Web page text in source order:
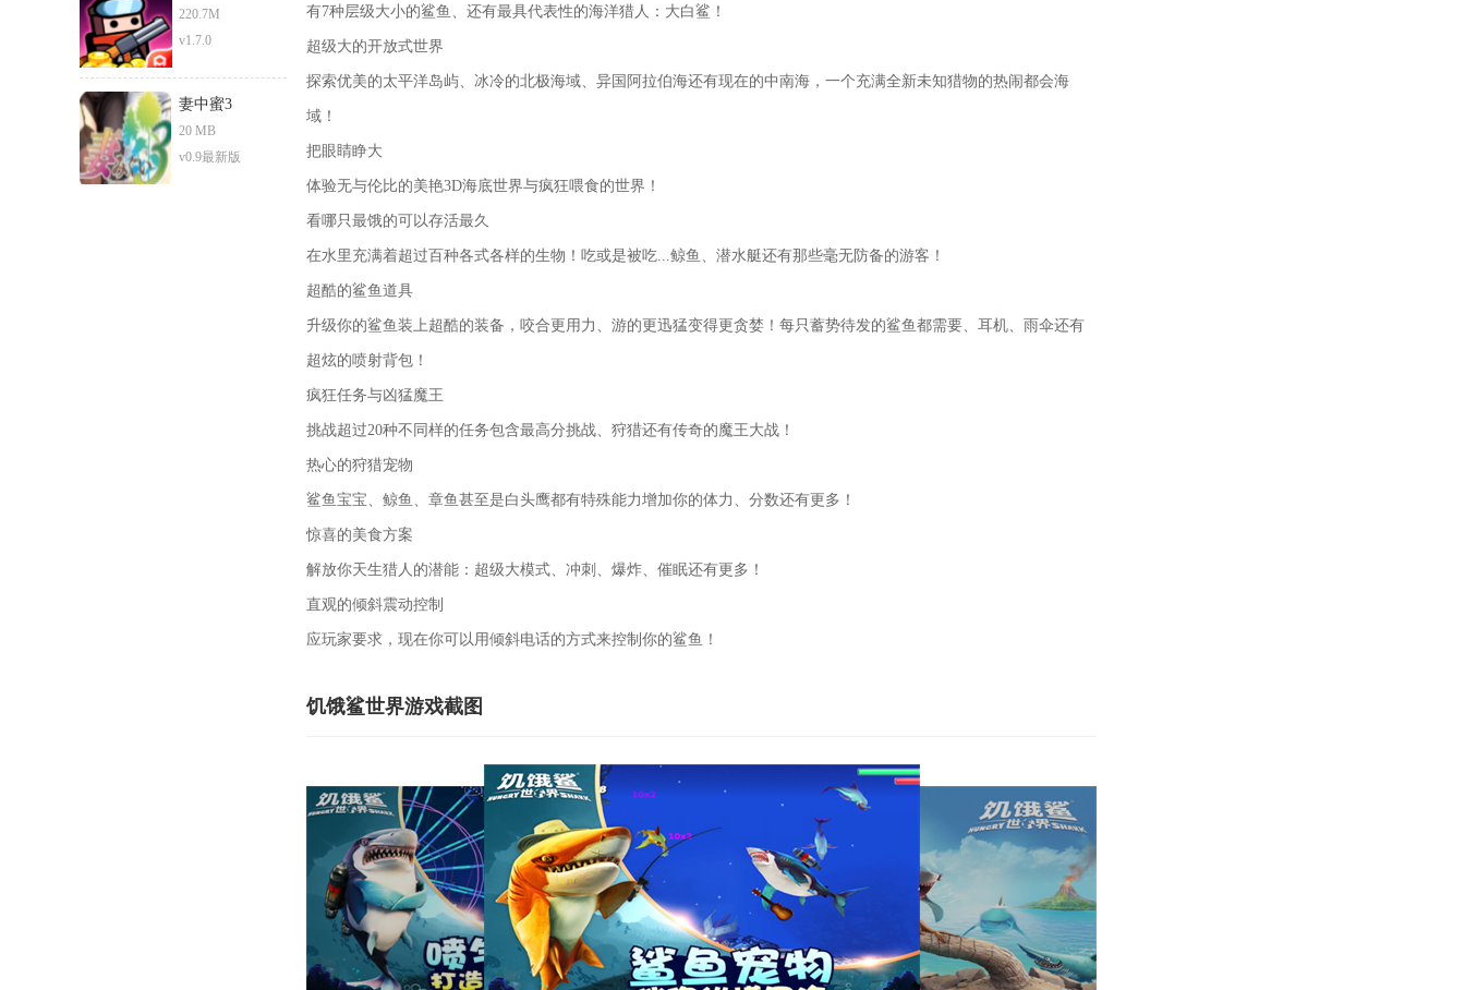
220.7M
v1.7.0
妻中蜜3
20 MB
v0.9最新版
有7种层级大小的鲨鱼、还有最具代表性的海洋猎人：大白鲨！
超级大的开放式世界
探索优美的太平洋岛屿、冰冷的北极海域、异国阿拉伯海还有现在的中南海，一个充满全新未知猎物的热闹都会海
域！
把眼睛睁大
体验无与伦比的美艳3D海底世界与疯狂喂食的世界！
看哪只最饿的可以存活最久
在水里充满着超过百种各式各样的生物！吃或是被吃...鲸鱼、潜水艇还有那些毫无防备的游客！
超酷的鲨鱼道具
升级你的鲨鱼装上超酷的装备，咬合更用力、游的更迅猛变得更贪婪！每只蓄势待发的鲨鱼都需要、耳机、雨伞还有
超炫的喷射背包！
疯狂任务与凶猛魔王
挑战超过20种不同样的任务包含最高分挑战、狩猎还有传奇的魔王大战！
热心的狩猎宠物
鲨鱼宝宝、鲸鱼、章鱼甚至是白头鹰都有特殊能力增加你的体力、分数还有更多！
惊喜的美食方案
解放你天生猎人的潜能：超级大模式、冲刺、爆炸、催眠还有更多！
直观的倾斜震动控制
应玩家要求，现在你可以用倾斜电话的方式来控制你的鲨鱼！
饥饿鲨世界游戏截图